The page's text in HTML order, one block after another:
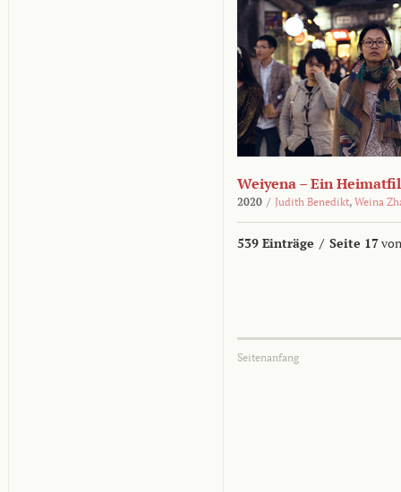
Weiyena – Ein
2020 / Judith Benedikt, Weina
539 Einträge / Seite 17
Seitenanfang